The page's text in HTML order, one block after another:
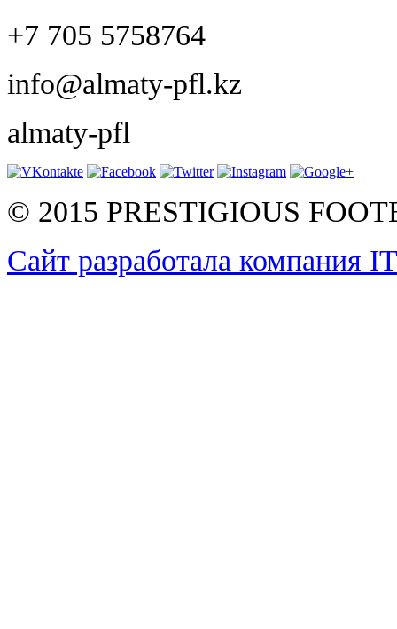
+7 705 5758764
info@almaty-pfl.kz
almaty-pfl
© 2015 PRESTIGIOUS
Сайт разработала компания